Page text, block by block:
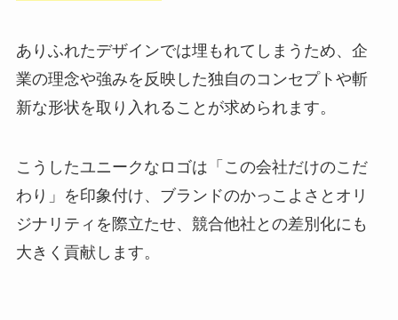
ありふれたデザインでは埋もれてしまうため、企
業の理念や強みを反映した独自のコンセプトや斬
新な形状を取り入れることが求められます。
こうしたユニークなロゴは「この会社だけのこだ
わり」を印象付け、ブランドのかっこよさとオリ
ジナリティを際立たせ、競合他社との差別化にも
大きく貢献します。